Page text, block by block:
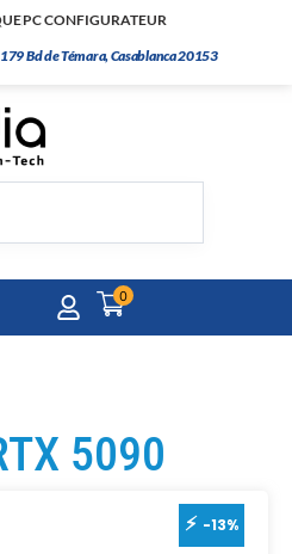
PC CONFIGURATEUR
Bd de Témara, Casablanca 20153
0
5090
-13%